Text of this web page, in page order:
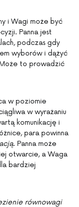
i Wagi może być
Panna jest
podczas gdy
wyborów i dążyć
to prowadzić
w poziomie
w wyrażaniu
komunikację i
para powinna
. Panna może
otwarcie, a Waga
bardziej
równowagi